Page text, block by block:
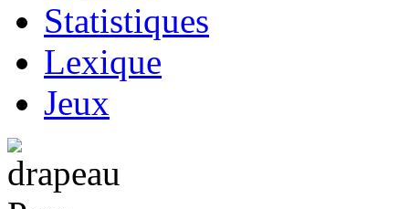
Statistiques
Lexique
Jeux